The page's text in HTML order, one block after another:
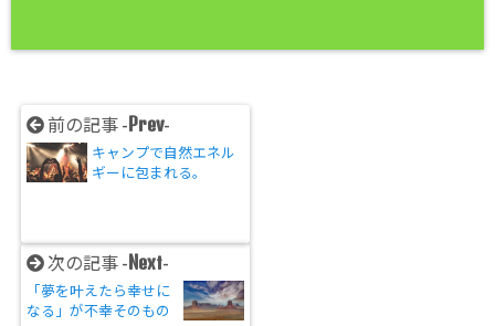
前の記事 -Prev-
キャンプで自然エネル
ギーに包まれる。
次の記事 -Next-
「夢を叶えたら幸せに
なる」が不幸そのもの